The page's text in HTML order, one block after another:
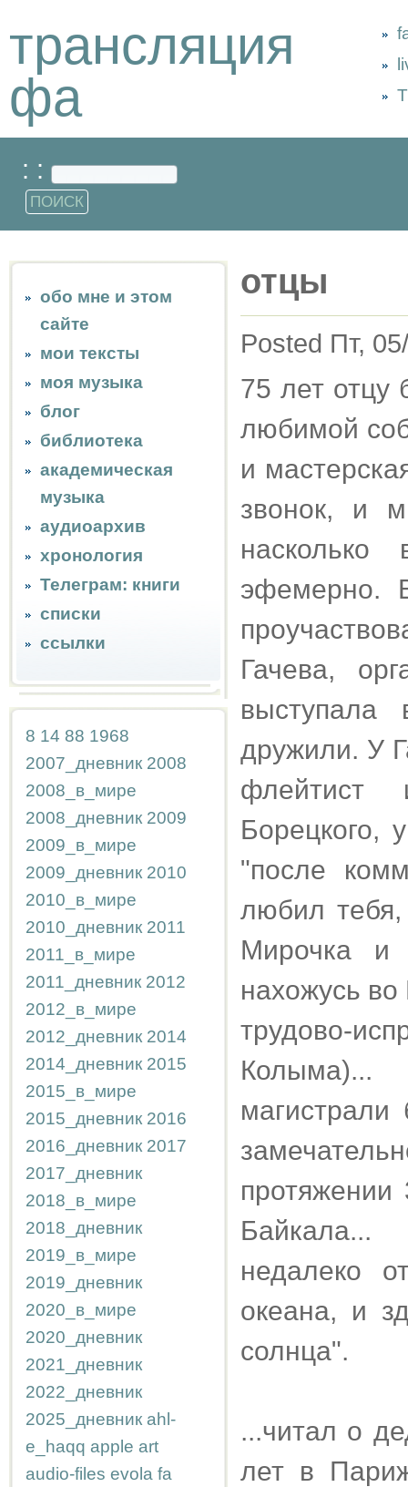
трансляция
фа
: :
обо мне и этом
сайте
мои тексты
моя музыка
блог
библиотека
академическая
музыка
аудиоархив
хронология
Телеграм: книги
списки
ссылки
8 14 88 1968
2007_дневник 2008
2008_в_мире
2008_дневник 2009
2009_в_мире
2009_дневник 2010
2010_в_мире
2010_дневник 2011
2011_в_мире
2011_дневник 2012
2012_в_мире
2012_дневник 2014
2014_дневник 2015
2015_в_мире
2015_дневник 2016
2016_дневник 2017
2017_дневник
2018_в_мире
2018_дневник
2019_в_мире
2019_дневник
2020_в_мире
2020_дневник
2021_дневник
2022_дневник
2025_дневник ahl-
e_haqq apple art
audio-files evola fa
отцы
Posted Пт,
75 лет отцу
любимой
и
звонок, и
насколько
эфемерно.
Гачева,
дружили. У
флейтист
Борецкого,
"после
любил
Мирочка и
нахожусь
трудово-
протяжении
Байкала...
недалеко
океана, и
солнца".
...читал о
лет в